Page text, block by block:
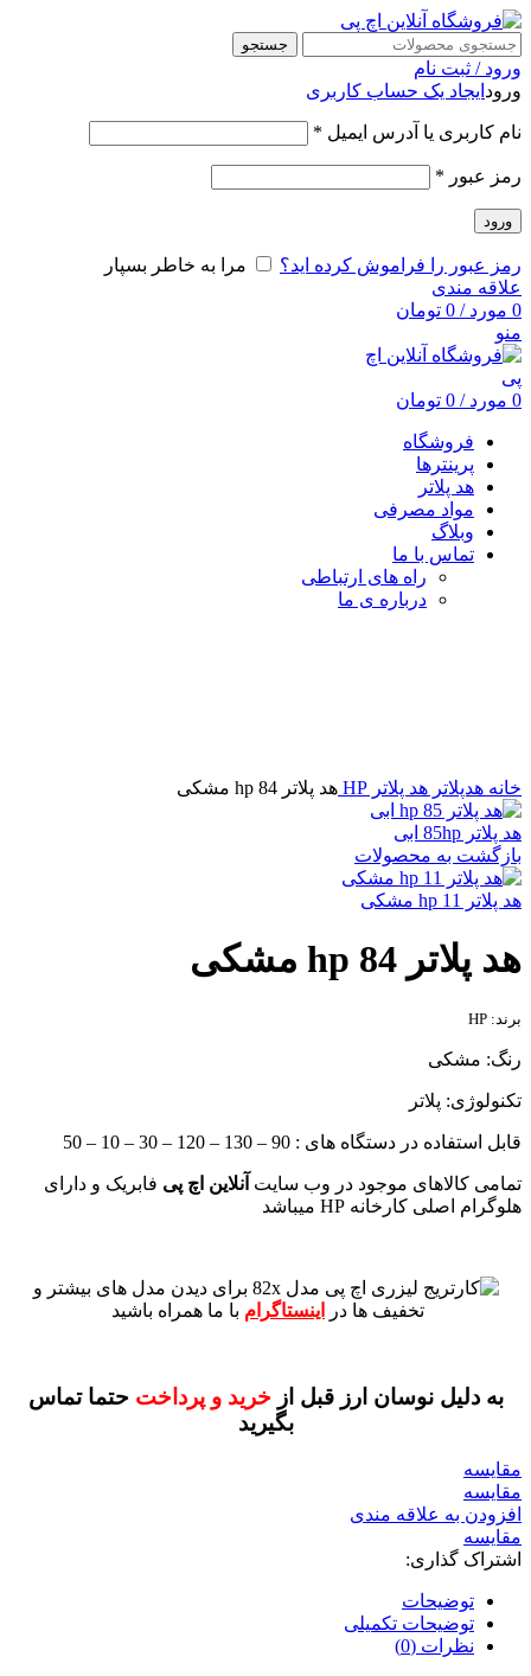
جستجو
ورود / ثبت نام
ورود ایجاد یک حساب کاربری
نام کاربری یا آدرس ایمیل *
رمز عبور *
ورود
رمز عبور را فراموش کرده اید؟
مرا به خاطر بسپار
علاقه مندی
0 مورد /
0 تومان
منو
0 مورد /
0 تومان
فروشگاه
پرینترها
هد پلاتر
مواد مصرفی
وبلاگ
تماس با ما
راه های ارتباطی
درباره ی ما
خانه هدپلاتر هد پلاتر HP هد پلاتر 84 hp مشکی
هد پلاتر 85hp ابی
بازگشت به محصولات
هد پلاتر 11 hp مشکی
هد پلاتر 84 hp مشکی
برند: HP
رنگ: مشکی
تکنولوژی: پلاتر
قابل استفاده در دستگاه های : 90 – 130 – 120 – 30 – 10 – 50
تمامی کالاهای موجود در وب سایت آنلاین اچ پی فابریک و دارای
هلوگرام اصلی کارخانه HP میباشد
برای دیدن مدل های بیشتر و
تخفیف ها در
اینستاگرام با ما همراه باشید
به دلیل نوسان ارز قبل از خرید و پرداختحتما تماس
بگیرید
مقايسه
مقایسه
افزودن به علاقه مندی
مقایسه
اشتراک گذاری:
توضیحات
توضیحات تکمیلی
نظرات (0)